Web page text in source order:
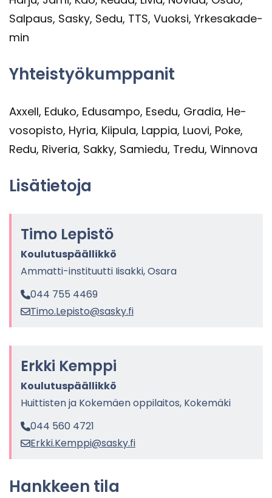
Sal­paus, Sasky, Sedu, TTS, Vuok­si, Yr­ke­sa­ka­de­
min
Yh­teis­työ­kump­pa­nit
Axxell, Eduko, Edusam­po, Esedu, Gra­dia, He­
vos­opis­to, Hyria, Kii­pu­la, Lap­pia, Luovi, Poke,
Redu, Ri­ve­ria, Sakky, Sa­mie­du, Tredu, Winnova
Li­sä­tie­to­ja
Timo Le­pis­tö
Kou­lu­tus­pääl­lik­kö
Ammatti-​instituutti Ii­sak­ki, Osara
044 755 4469
Timo.Le­pis­to@sasky.fi
Erkki Kemp­pi
Kou­lu­tus­pääl­lik­kö
Huit­tis­ten ja Ko­ke­mäen op­pi­lai­tos, Ko­ke­mä­ki
044 560 4721
Erkki.Kemp­pi@sasky.fi
Hank­keen tila